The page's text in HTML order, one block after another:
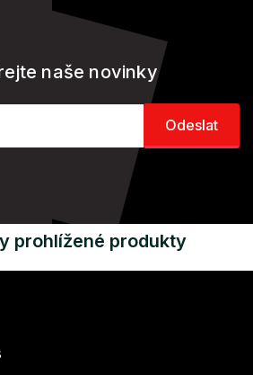
naše novinky
prohlížené produkty